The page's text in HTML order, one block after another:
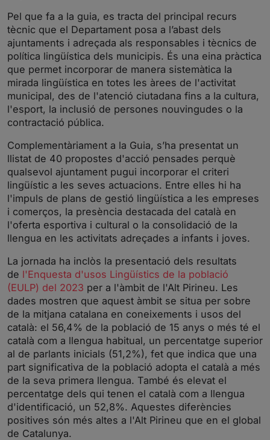
Pel que fa a la guia, es tracta del principal recurs
tècnic que el Departament posa a l’abast dels
ajuntaments i adreçada als responsables i tècnics de
política lingüística dels municipis. És una eina pràctica
que permet incorporar de manera sistemàtica la
mirada lingüística en totes les àrees de l'activitat
municipal, des de l'atenció ciutadana fins a la cultura,
l'esport, la inclusió de persones nouvingudes o la
contractació pública.
Complementàriament a la Guia, s’ha presentat un
llistat de 40 propostes d'acció pensades perquè
qualsevol ajuntament pugui incorporar el criteri
lingüístic a les seves actuacions. Entre elles hi ha
l'impuls de plans de gestió lingüística a les empreses
i comerços, la presència destacada del català en
l'oferta esportiva i cultural o la consolidació de la
llengua en les activitats adreçades a infants i joves.
La jornada ha inclòs la presentació dels resultats
de l'Enquesta d'usos Lingüístics de la població
(EULP) del 2023 per a l'àmbit de l'Alt Pirineu. Les
dades mostren que aquest àmbit se situa per sobre
de la mitjana catalana en coneixements i usos del
català: el 56,4% de la població de 15 anys o més té el
català com a llengua habitual, un percentatge superior
al de parlants inicials (51,2%), fet que indica que una
part significativa de la població adopta el català a més
de la seva primera llengua. També és elevat el
percentatge dels qui tenen el català com a llengua
d'identificació, un 52,8%. Aquestes diferències
positives són més altes a l'Alt Pirineu que en el global
de Catalunya.